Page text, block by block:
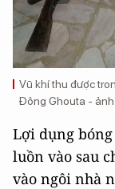
Vũ khí thu được
Đông Ghouta -
Lợi dụng
luồn vào sau
vào ngôi nhà